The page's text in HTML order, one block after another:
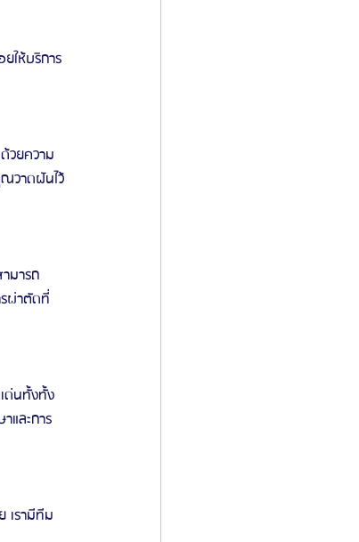
ให้บริการ
วยความ
วาดฝันไว้
มารถ
ผ่าตัดที่
ด่นทั้งทั้ง
และการ
เรามีทีม